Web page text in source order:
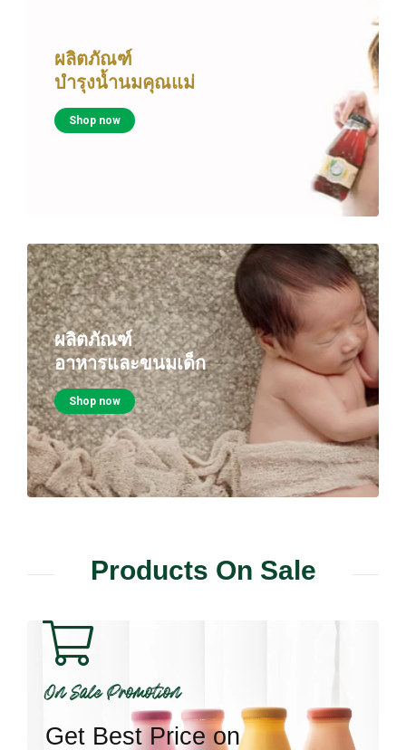
ผลิตภัณฑ์
บำรุงน้ำนมคุณแม่
Shop now
ผลิตภัณฑ์
อาหารและขนมเด็ก
Shop now
Products On Sale
On Sale Promotion
Get Best Price on